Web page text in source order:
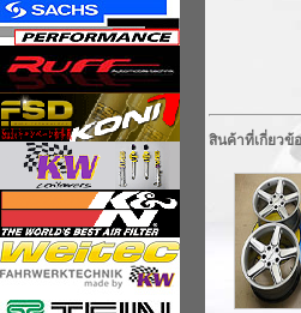
สินค้าที่เกี่ยวข้